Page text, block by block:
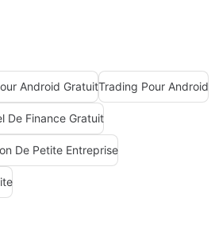
Android GratuitTrading Pour Android
De Finance Gratuit
De Petite Entreprise